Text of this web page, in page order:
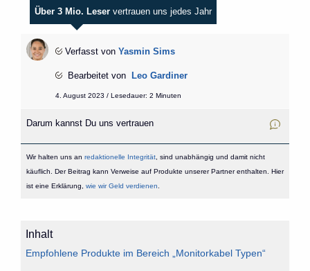
Über 3 Mio. Leser vertrauen uns jedes Jahr
Verfasst von Yasmin Sims
Bearbeitet von Leo Gardiner
4. August 2023 / Lesedauer: 2 Minuten
Darum kannst Du uns vertrauen
Wir halten uns an redaktionelle Integrität, sind unabhängig und damit nicht
käuflich. Der Beitrag kann Verweise auf Produkte unserer Partner enthalten. Hier
ist eine Erklärung, wie wir Geld verdienen
Inhalt
Empfohlene Produkte im Bereich „Monitorkabel Typen“